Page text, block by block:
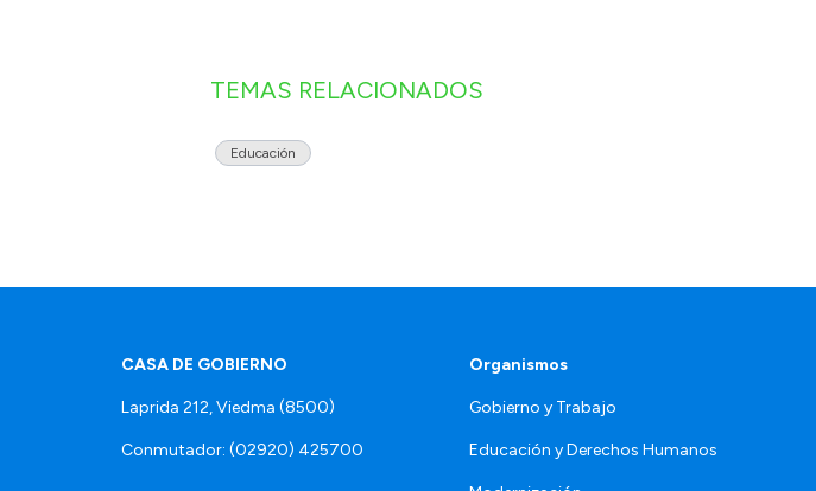
TEMAS RELACIONADOS
Educación
CASA DE GOBIERNO
Laprida 212, Viedma (8500)
Conmutador: (02920) 425700
Organismos
Gobierno y Trabajo
Educación y Derechos Humanos